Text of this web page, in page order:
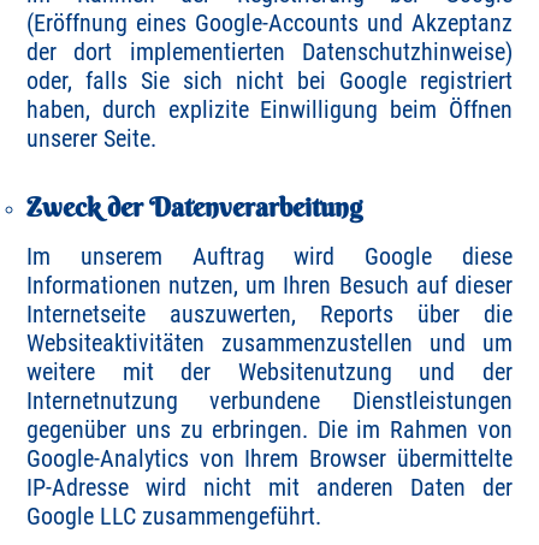
(Eröffnung eines Google-Accounts und Akzeptanz
der dort implementierten Datenschutzhinweise)
oder, falls Sie sich nicht bei Google registriert
haben, durch explizite Einwilligung beim Öffnen
unserer Seite.
Zweck der Datenverarbeitung
Im unserem Auftrag wird Google diese
Informationen nutzen, um Ihren Besuch auf dieser
Internetseite auszuwerten, Reports über die
Websiteaktivitäten zusammenzustellen und um
weitere mit der Websitenutzung und der
Internetnutzung verbundene Dienstleistungen
gegenüber uns zu erbringen. Die im Rahmen von
Google-Analytics von Ihrem Browser übermittelte
IP-Adresse wird nicht mit anderen Daten der
Google LLC zusammengeführt.